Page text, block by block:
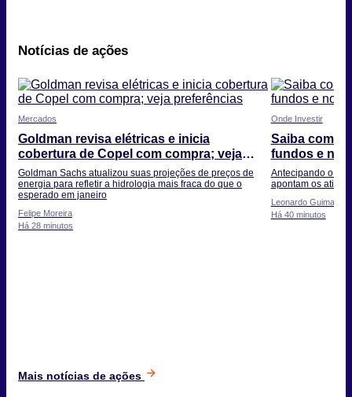
Notícias de ações
Mercados
Goldman revisa elétricas e inicia
cobertura de Copel com compra; veja
preferências
Goldman Sachs atualizou suas projeções de preços de
energia para refletir a hidrologia mais fraca do que o
esperado em janeiro
Felipe Moreira
Há 28 minutos
Onde Investir
Saiba como
fundos e no
Antecipando o
apontam os
Leonardo
Há 40 minutos
Mais notícias de ações